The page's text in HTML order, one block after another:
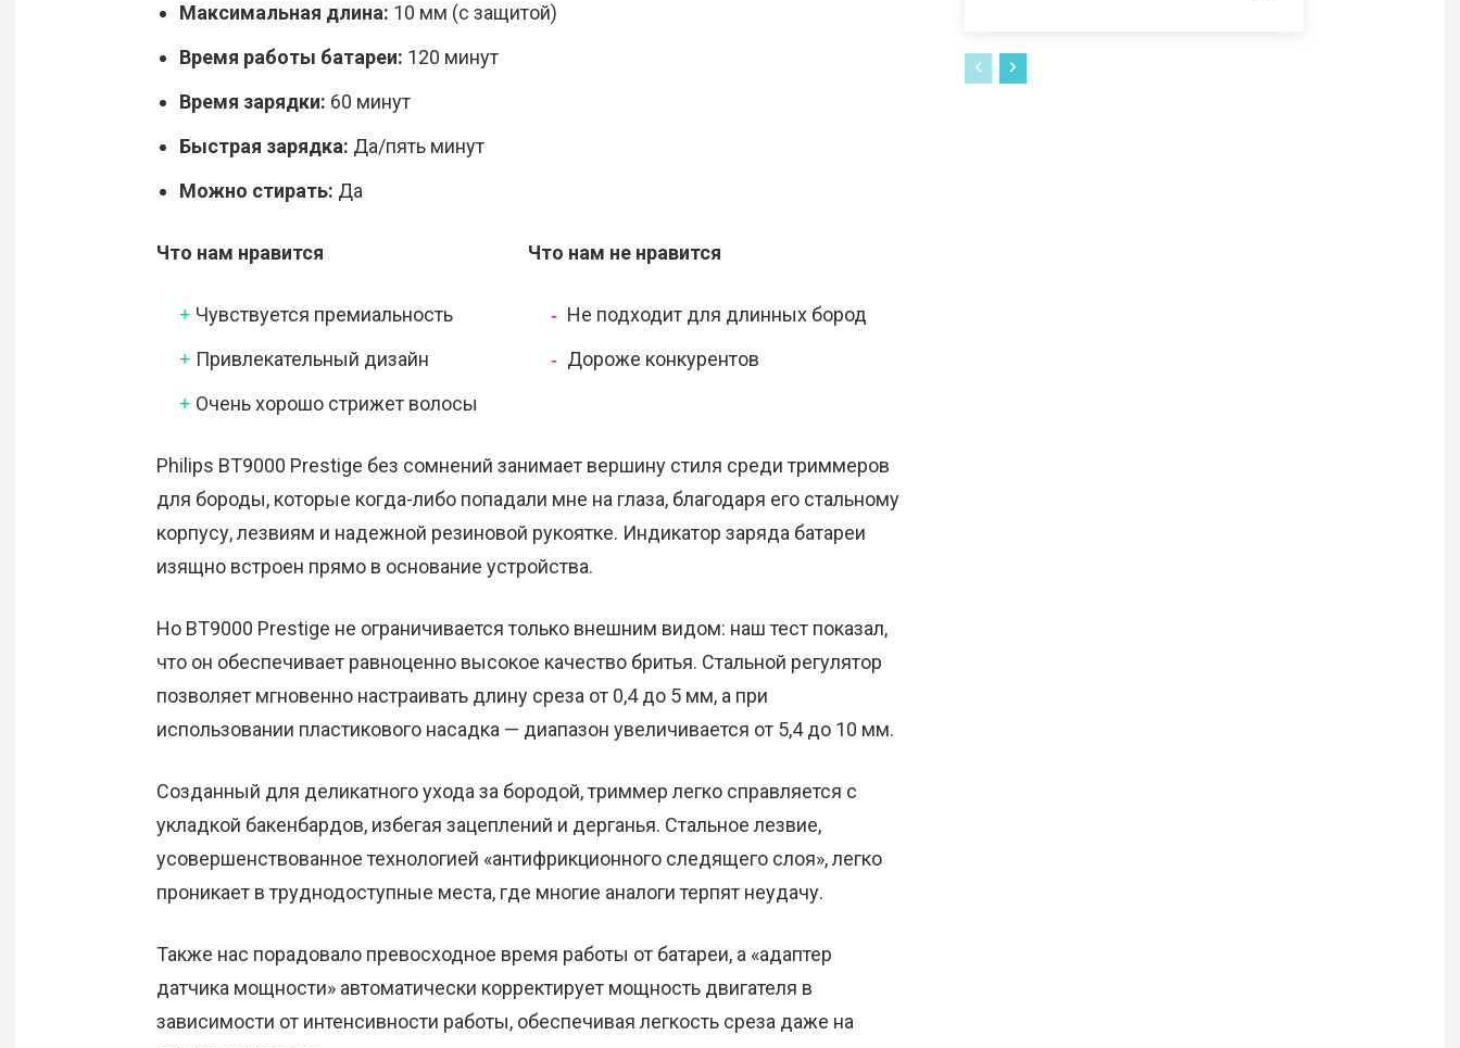
Максимальная длина: 10 мм (с защитой)
Время работы батареи: 120 минут
Время зарядки: 60 минут
Быстрая зарядка: Да/пять минут
Можно стирать: Да
Что нам нравится
Чувствуется премиальность
Привлекательный дизайн
Очень хорошо стрижет волосы
Что нам не нравится
Не подходит для длинных бород
Дороже конкурентов
Philips BT9000 Prestige без сомнений занимает вершину стиля среди триммеров
для бороды, которые когда-либо попадали мне на глаза, благодаря его стальному
корпусу, лезвиям и надежной резиновой рукоятке. Индикатор заряда батареи
изящно встроен прямо в основание устройства.
Но BT9000 Prestige не ограничивается только внешним видом: наш тест показал,
что он обеспечивает равноценно высокое качество бритья. Стальной регулятор
позволяет мгновенно настраивать длину среза от 0,4 до 5 мм, а при
использовании пластикового насадка — диапазон увеличивается от 5,4 до 10 мм.
Созданный для деликатного ухода за бородой, триммер легко справляется с
укладкой бакенбардов, избегая зацеплений и дерганья. Стальное лезвие,
усовершенствованное технологией «антифрикционного следящего слоя», легко
проникает в труднодоступные места, где многие аналоги терпят неудачу.
Также нас порадовало превосходное время работы от батареи, а «адаптер
датчика мощности» автоматически корректирует мощность двигателя в
зависимости от интенсивности работы, обеспечивая легкость среза даже на